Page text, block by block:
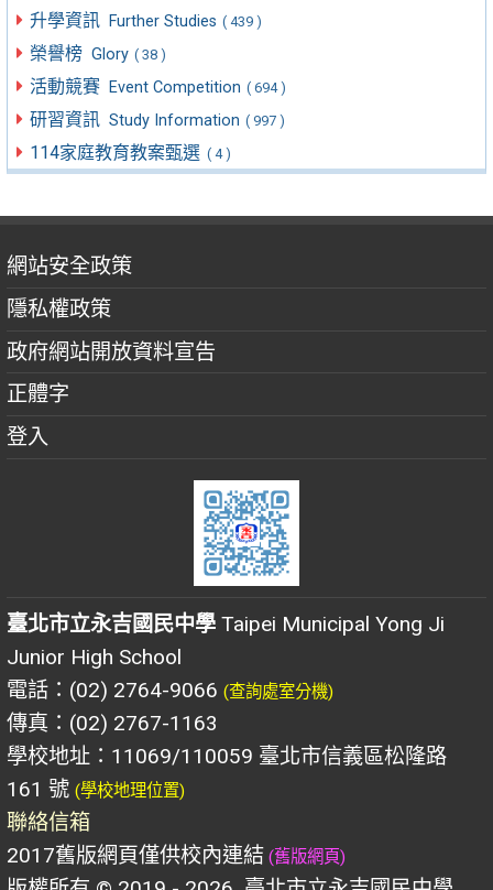
升學資訊 Further Studies ( 439 )
榮譽榜 Glory ( 38 )
活動競賽 Event Competition ( 694 )
研習資訊 Study Information ( 997 )
114家庭教育教案甄選 ( 4 )
網站安全政策
隱私權政策
政府網站開放資料宣告
正體字
登入
臺北市立永吉國民中學 Taipei Municipal Yong Ji
Junior High School
電話：(02) 2764-9066 (查詢處室分機)
傳真：(02) 2767-1163
學校地址：11069/110059 臺北市信義區松隆路
161 號 (學校地理位置)
聯絡信箱
2017舊版網頁僅供校內連結 (舊版網頁)